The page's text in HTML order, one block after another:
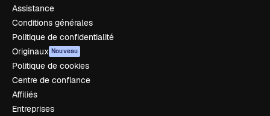
Assistance
Conditions générales
Politique de confidentialité
Originaux Nouveau
Politique de cookies
Centre de confiance
Affiliés
Entreprises